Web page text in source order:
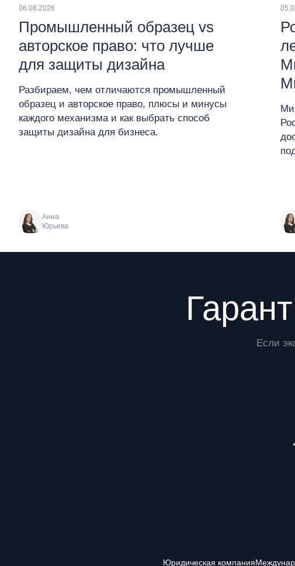
06.08.2026
Промышленный образец vs
авторское право: что лучше
для защиты дизайна
Разбираем, чем отличаются промышленный
образец и авторское право, плюсы и минусы
каждого механизма и как выбрать способ
защиты дизайна для бизнеса.
Анна
Юрьева
Если
Юридическая компания